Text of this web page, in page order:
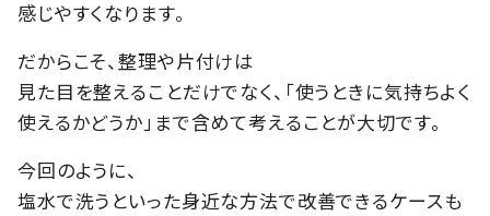
感じやすくなります。
だからこそ、整理や片付けは
見た目を整えることだけでなく、「使うときに気持ちよく
使えるかどうか」まで含めて考えることが大切です。
今回のように、
塩水で洗うといった身近な方法で改善できるケースも